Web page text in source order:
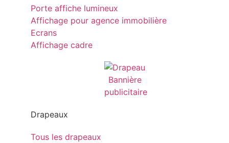
Porte affiche lumineux
Affichage pour agence immobilière
Ecrans
Affichage cadre
Drapeaux
Tous les drapeaux